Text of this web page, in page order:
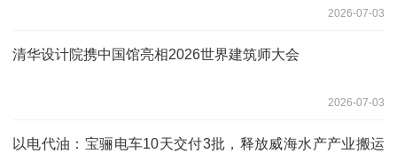
2026-07-03
清华设计院携中国馆亮相2026世界建筑师大会
2026-07-03
以电代油：宝骊电车10天交付3批，释放威海水产产业搬运